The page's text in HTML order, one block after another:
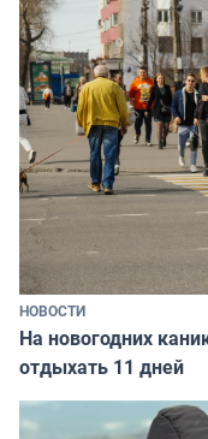
НОВОСТИ
На новогодних
отдыхать 11 дней